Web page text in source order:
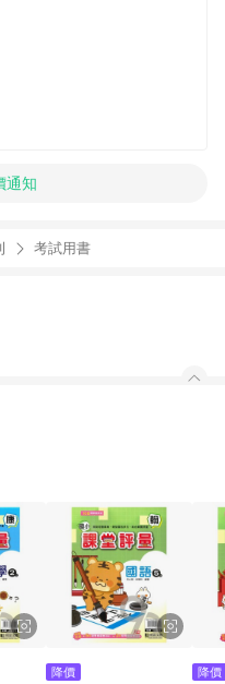
通知
考試用書
降價 降價